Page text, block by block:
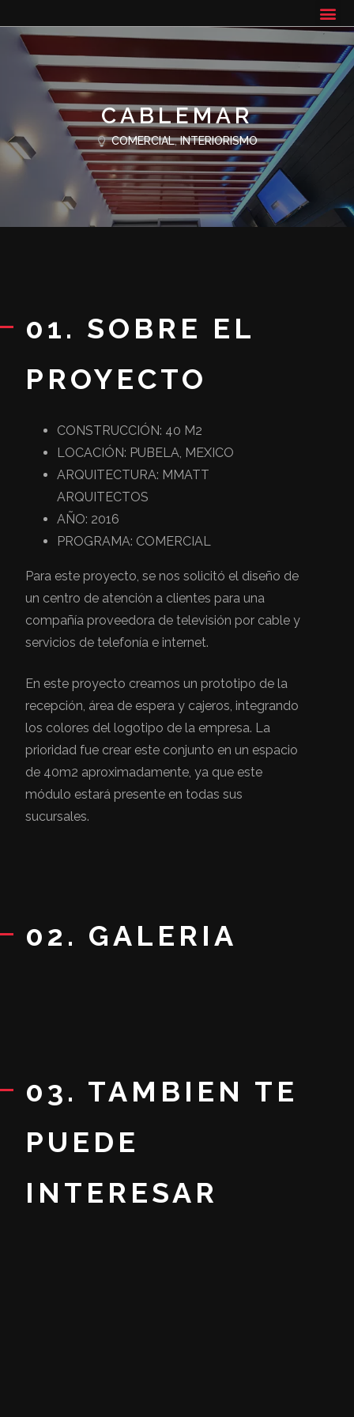
CABLEMAR
COMERCIAL,INTERIORISMO
01. SOBRE EL
PROYECTO
CONSTRUCCIÓN: 40 M2
LOCACIÓN: PUBELA, MEXICO
ARQUITECTURA: MMATT
ARQUITECTOS
AÑO: 2016
PROGRAMA: COMERCIAL
Para este proyecto, se nos solicitó el diseño de
un centro de atención a clientes para una
compañía proveedora de televisión por cable y
servicios de telefonía e internet.
En este proyecto creamos un prototipo de la
recepción, área de espera y cajeros, integrando
los colores del logotipo de la empresa. La
prioridad fue crear este conjunto en un espacio
de 40m2 aproximadamente, ya que este
módulo estará presente en todas sus
sucursales.
02. GALERIA
03. TAMBIEN TE
PUEDE
INTERESAR